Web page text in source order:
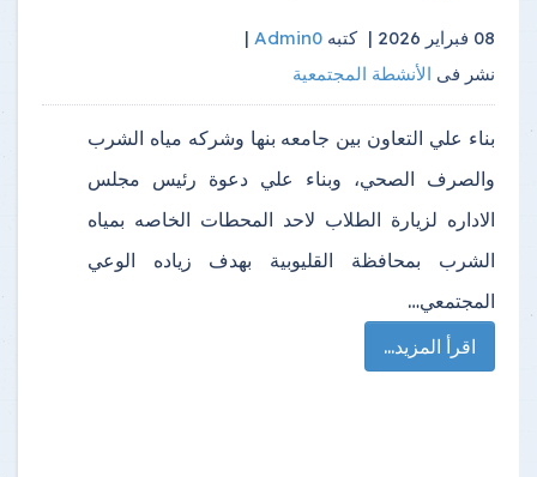
08 فبراير 2026 | كتبه Admin0
|
نشر فى الأنشطة المجتمعية
بناء علي التعاون بين جامعه بنها وشركه مياه الشرب
والصرف الصحي، وبناء علي دعوة رئيس مجلس
الاداره لزيارة الطلاب لاحد المحطات الخاصه بمياه
الشرب بمحافظة القليوبية بهدف زياده الوعي
المجتمعي…
اقرأ المزيد...